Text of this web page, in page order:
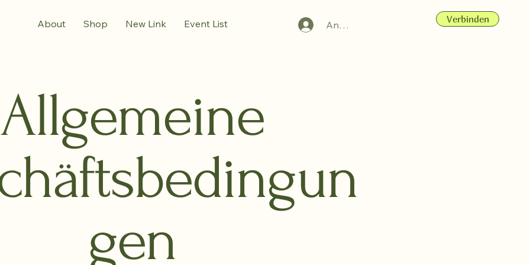
About Shop New Link Event List Anmelden Verbinden
Allgemeine
gen